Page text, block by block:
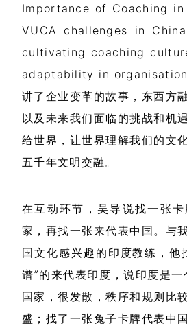
Importance of Coaching
VUCA challenges in
cultivating coaching
adaptability in
讲了企业变革的故事，东西方
以及未来我们面临的挑战和机
给世界，让世界理解我们的文
五千年文明交融。
在互动环节，吴导说找一张
家，再找一张来代表中国。与
国文化感兴趣的印度教练，他
谱”的来代表印度，说印度是
国家，很发散，秩序和规则比
盛；找了一张兔子卡牌代表中